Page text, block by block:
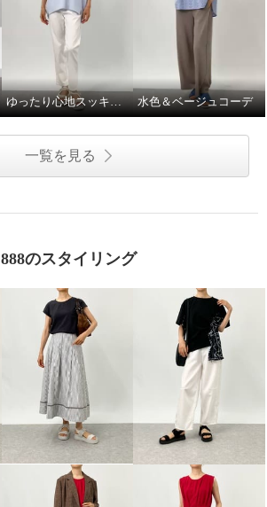
ゆったり心地スッキリ見え 水色＆ベージュコーデ
一覧を見る
888のスタイリング